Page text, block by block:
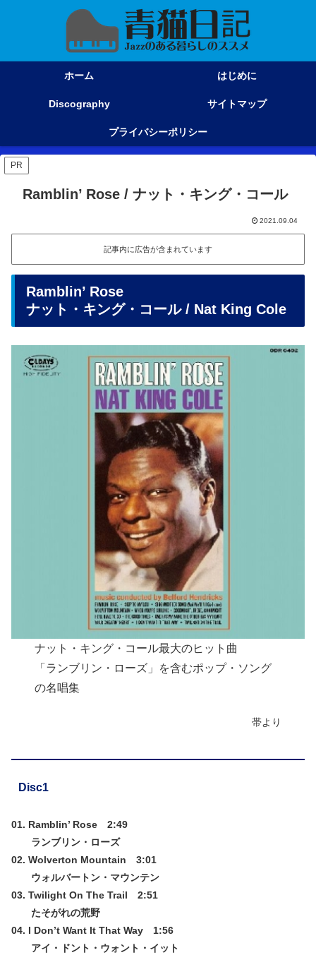
ホーム はじめに
Discography サイトマップ
プライバシーポリシー
PR
Ramblin’ Rose / ナット・キング・コール
2021.09.04
記事内に広告が含まれています
Ramblin’ Rose
ナット・キング・コール / Nat King Cole
ナット・キング・コール最大のヒット曲
「ランブリン・ローズ」を含むポップ・ソング
の名唱集
帯より
Disc1
01. Ramblin’ Rose 2:49
ランブリン・ローズ
02. Wolverton Mountain 3:01
ウォルバートン・マウンテン
03. Twilight On The Trail 2:51
たそがれの荒野
04. I Don’t Want It That Way 1:56
アイ・ドント・ウォント・イット